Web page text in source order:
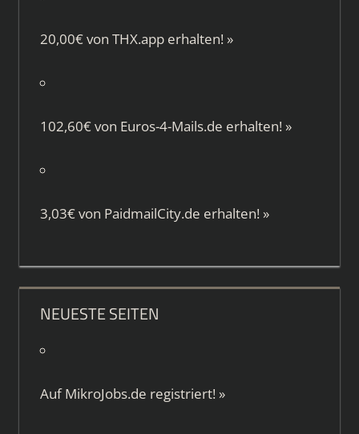
20,00€ von THX.apperhalten! »
102,60€ von Euros-4-Mails.de erhalten! »
3,03€ von PaidmailCity.de erhalten! »
NEUESTE SEITEN
AufMikroJobs.de registriert! »